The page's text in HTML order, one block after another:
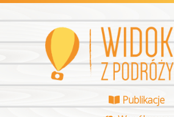
Publikacje